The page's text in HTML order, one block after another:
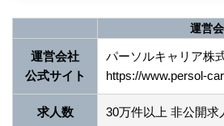
運営
運営会社
公式サイト
パーソルキャリア株
https://www.persol-
求人数 30万件以上 非公開求